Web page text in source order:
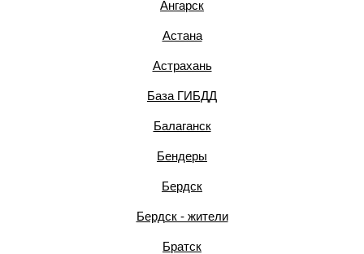
Ангарск
Астана
Астрахань
База ГИБДД
Балаганск
Бендеры
Бердск
Бердск - жители
Братск